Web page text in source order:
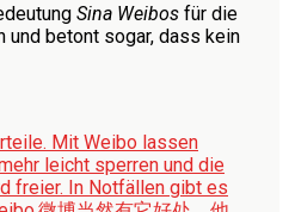
Sina Weibos für die
betont sogar, dass kein
Mit Weibo lassen
leicht sperren und die
freier. In Notfällen gibt es